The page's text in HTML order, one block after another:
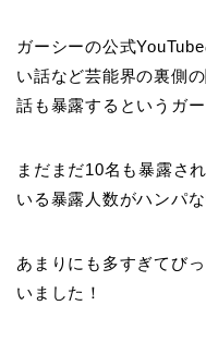
ガーシーの公式
い話など芸能界の裏側
話も暴露するというガ
まだまだ10名も暴露さ
いる暴露人数がハンパな
あまりにも多すぎてび
いました！